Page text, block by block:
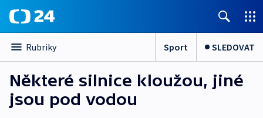
Rubriky Sport SLEDOVAT
Některé silnice kloužou, jiné
jsou pod vodou